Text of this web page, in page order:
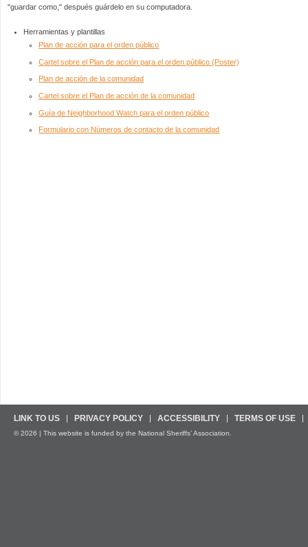
"guardar como," después guárdelo en su computadora.
Herramientas y plantillas
Plan de acción para el orden público
Cartel sobre el Plan de acción para el orden público (Poster)
Plan de acción de la comunidad
Cartel sobre el Plan de acción de la comunidad
Guía de Neighborhood Watch para el orden público
Formulario con Números de contacto de la comunidad
LINK TO US PRIVACY POLICY ACCESSIBILITY TERMS OF USE
© 2026 | This website is funded by the National Sheriffs’ Association.